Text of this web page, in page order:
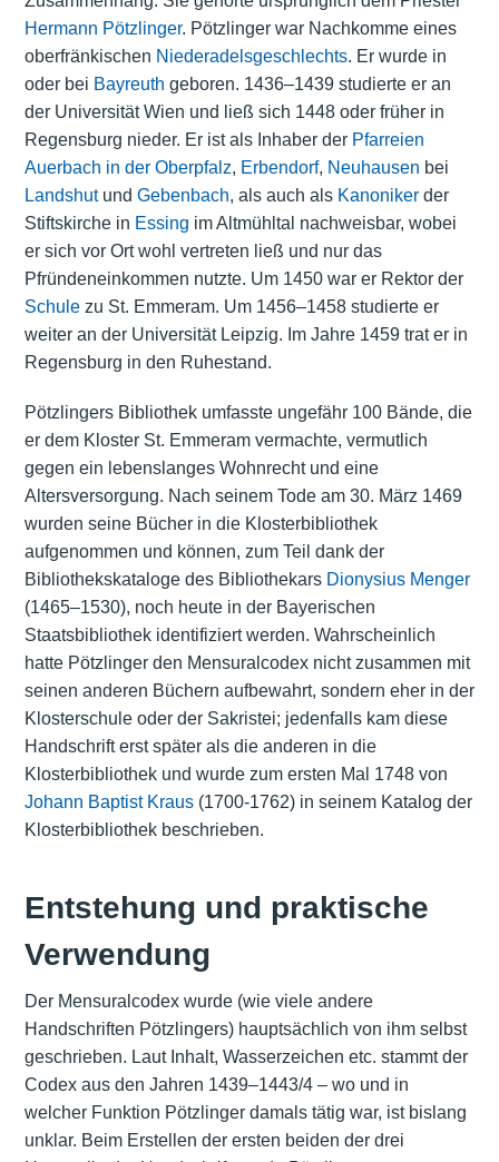
Hermann Pötzlinger. Pötzlinger war Nachkomme eines
oberfränkischen Niederadelsgeschlechts. Er wurde in
oder bei Bayreuth geboren. 1436–1439 studierte er an
der Universität Wien und ließ sich 1448 oder früher in
Regensburg nieder. Er ist als Inhaber der Pfarreien
Auerbach in der Oberpfalz, Erbendorf, Neuhausen bei
Landshutund Gebenbach, als auch als Kanonikerder
Stiftskirche in Essing im Altmühltal nachweisbar, wobei
er sich vor Ort wohl vertreten ließ und nur das
Pfründeneinkommen nutzte. Um 1450 war er Rektorder
Schulezu St. Emmeram. Um 1456–1458 studierte er
weiter an der Universität Leipzig. Im Jahre 1459 trat er in
Regensburg in den Ruhestand.
Pötzlingers Bibliothek umfasste ungefähr 100 Bände, die
er dem Kloster St. Emmeram vermachte, vermutlich
gegen ein lebenslanges Wohnrecht und eine
Altersversorgung. Nach seinem Tode am 30. März 1469
wurden seine Bücher in die Klosterbibliothek
aufgenommen und können, zum Teil dank der
Bibliothekskataloge des Bibliothekars Dionysius Menger
(1465–1530), noch heute in der Bayerischen
Staatsbibliothek identifiziert werden. Wahrscheinlich
hatte Pötzlinger den Mensuralcodex nicht zusammen mit
seinen anderen Büchern aufbewahrt, sondern eher in der
Klosterschule oder der Sakristei; jedenfalls kam diese
Handschrift erst später als die anderen in die
Klosterbibliothek und wurde zum ersten Mal 1748 von
Johann Baptist Kraus(1700-1762) in seinem Katalog der
Klosterbibliothek beschrieben.
Entstehung und praktische
Verwendung
Der Mensuralcodex wurde (wie viele andere
Handschriften Pötzlingers) hauptsächlich von ihm selbst
geschrieben. Laut Inhalt, Wasserzeichen etc. stammt der
Codex aus den Jahren 1439–1443/4 – wo und in
welcher Funktion Pötzlinger damals tätig war, ist bislang
unklar. Beim Erstellen der ersten beiden der drei